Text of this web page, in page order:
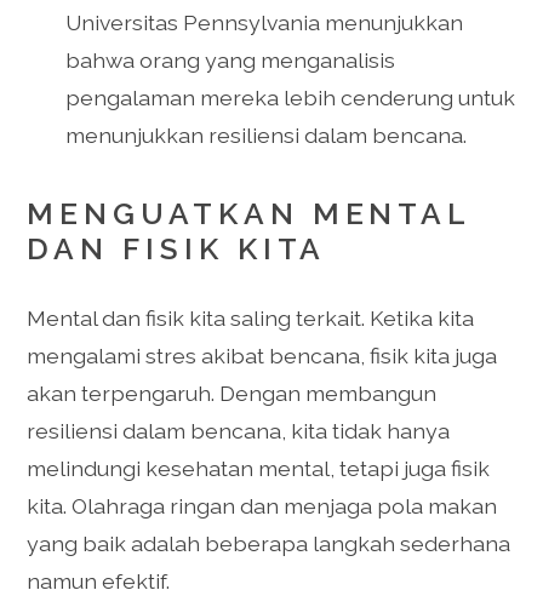
Universitas Pennsylvania menunjukkan
bahwa orang yang menganalisis
pengalaman mereka lebih cenderung untuk
menunjukkan resiliensi dalam bencana.
MENGUATKAN MENTAL
DAN FISIK KITA
Mental dan fisik kita saling terkait. Ketika kita
mengalami stres akibat bencana, fisik kita juga
akan terpengaruh. Dengan membangun
resiliensi dalam bencana, kita tidak hanya
melindungi kesehatan mental, tetapi juga fisik
kita. Olahraga ringan dan menjaga pola makan
yang baik adalah beberapa langkah sederhana
namun efektif.